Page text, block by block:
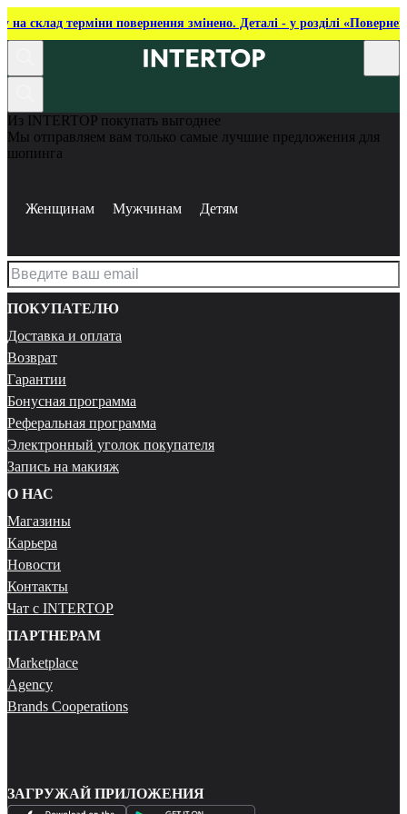
на склад терміни повернення змінено. Деталі - у розділі
Из INTERTOP покупать выгоднее
Мы отправляем вам только самые лучшие предложения для
шопинга
Женщинам Мужчинам Детям
ПОКУПАТЕЛЮ
Доставка и оплата
Возврат
Гарантии
Бонусная программа
Реферальная программа
Электронный уголок покупателя
Запись на макияж
О НАС
Магазины
Карьера
Новости
Контакты
Чат с INTERTOP
ПАРТНЕРАМ
Marketplace
Agency
Brands Cooperations
ЗАГРУЖАЙ ПРИЛОЖЕНИЯ